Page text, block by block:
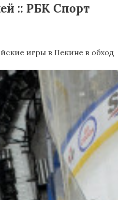
:: РБК Спорт
игры в Пекине в обход